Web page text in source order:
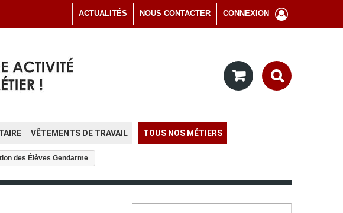
CONNEXION
NOUS CONTACTER
ACTUALITÉS
VÊTEMENTS DE TRAVAIL TOUS NOS MÉTIERS
des Élèves Gendarme